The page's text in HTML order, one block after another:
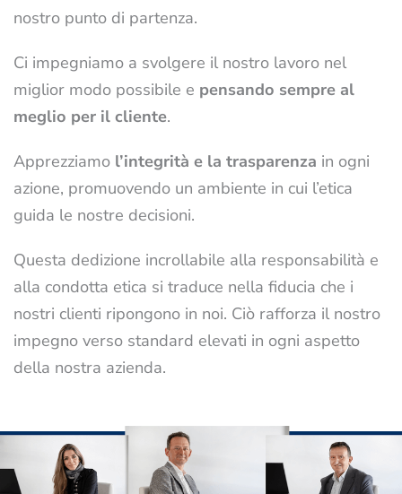
nostro punto di partenza.
Ci impegniamo a svolgere il nostro lavoro nel
miglior modo possibile e pensando sempre al
meglio per il cliente.
Apprezziamo l’integrità e la trasparenza in ogni
azione, promuovendo un ambiente in cui l’etica
guida le nostre decisioni.
Questa dedizione incrollabile alla responsabilità e
alla condotta etica si traduce nella fiducia che i
nostri clienti ripongono in noi. Ciò rafforza il nostro
impegno verso standard elevati in ogni aspetto
della nostra azienda.